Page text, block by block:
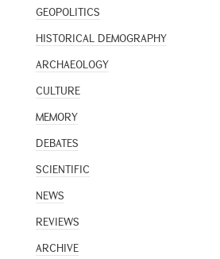
GEOPOLITICS
HISTORICAL DEMOGRAPHY
ARCHAEOLOGY
CULTURE
MEMORY
DEBATES
SCIENTIFIC
NEWS
REVIEWS
ARCHIVE